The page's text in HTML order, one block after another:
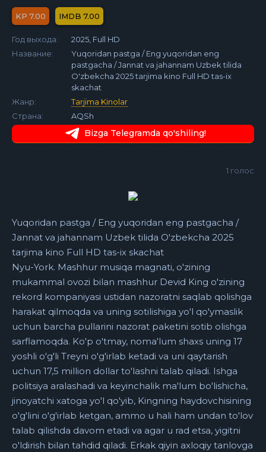
7.00 7.00
Год выхода:
2025, Full HD
Название:
Yuqoridan pastga / Eng yuqoridan eng
pastgacha / Jannat va jahannam Uzbek tilida
O'zbekcha 2025 tarjima kino Full HD tas-ix
skachat
Жанр:
Tarjima Kinolar
Страна:
AQSh
Bizga Telegramda qo'shiling!
1 голос
Yuqoridan pastga / Eng yuqoridan eng pastgacha /
Jannat va jahannam Uzbek tilida O'zbekcha 2025
tarjima kino Full HD tas-ix skachat
Nyu-York. Mashhur musiqa magnati, o'zining
mukammal ovozi bilan mashhur Devid King o'zining
rekord kompaniyasi ustidan nazoratni saqlab qolishga
harakat qilmoqda va uning sotilishiga yo'l qo'ymaslik
uchun barcha pullarini nazorat paketini sotib olishga
sarflamoqda. Ko'p o'tmay, noma'lum shaxs uning 17
yoshli o'g'li Treyni o'g'irlab ketadi va uni qaytarish
uchun 17,5 million dollar to'lashni talab qiladi. Ishga
politsiya aralashadi va keyinchalik ma'lum bo'lishicha,
jinoyatchi xatoga yo'l qo'yib, Kingning haydovchisining
o'g'lini o'g'irlab ketgan, ammo u hali ham undan to'lov
talab qilishda davom etadi va agar u rad etsa, yigitni
o'ldirish bilan tahdid qiladi. Erkak qiyin axloqiy tanlovga